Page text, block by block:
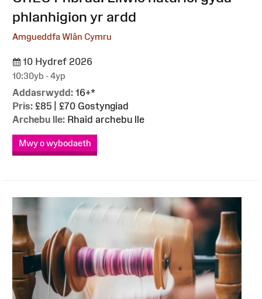
phlanhigion yr ardd
Amgueddfa Wlân Cymru
10 Hydref 2026
10:30yb - 4yp
Addasrwydd: 16+*
Pris: £85 | £70 Gostyngiad
Archebu lle: Rhaid archebu lle
Mwy o wybodaeth